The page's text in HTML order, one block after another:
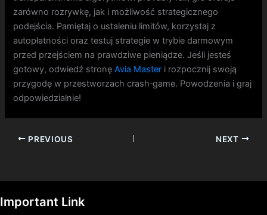
zarówno rozrywkę, jak i możliwość strategicznego
podejścia. Pamiętaj o ustaleniu limitów, korzystaj z
autopłatności oraz testuj strategie w trybie darmowym
przed przejściem na prawdziwe pieniądze. Jeśli jesteś
gotowy, odwiedź stronęAvia Master i rozpocznij swoją
przygodę w przestworzach crash‑game. Powodzenia i graj
odpowiedzialnie!
PREVIOUS NEXT
Important Link